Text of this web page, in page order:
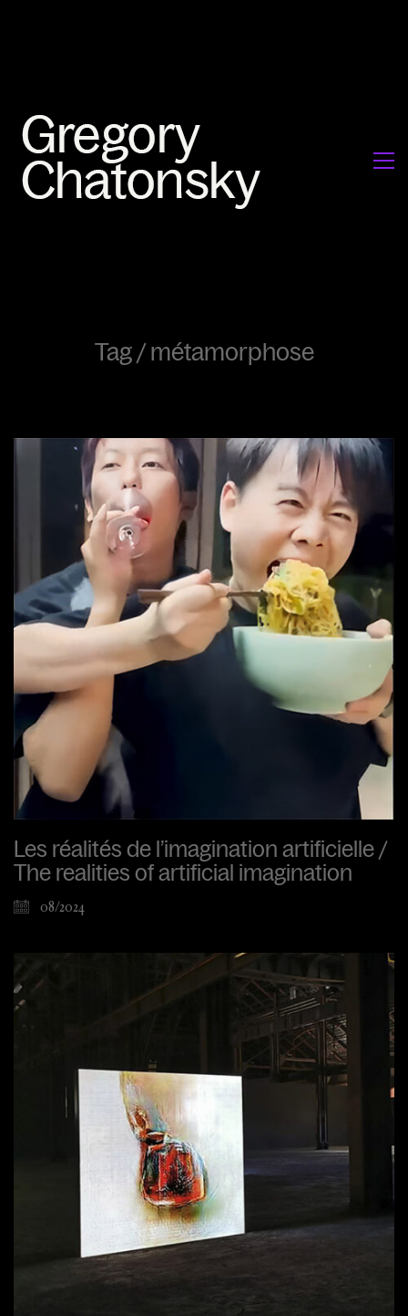
Tag /métamorphose
Les réalités de l’imagination artificielle /
The realities of artificial imagination
08/2024